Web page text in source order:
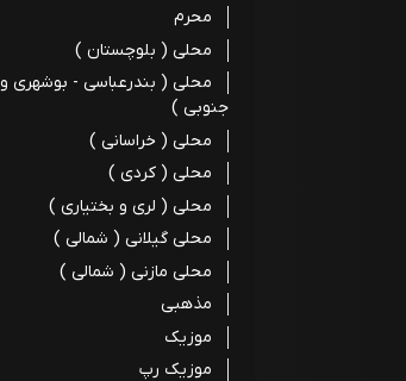
محرم
محلی ( بلوچستان )
محلی ( بندرعباسی - بوشهری و
جنوبی )
محلی ( خراسانی )
محلی ( کردی )
محلی ( لری و بختیاری )
محلی گیلانی ( شمالی )
محلی مازنی ( شمالی )
مذهبی
موزیک
موزیک رپ